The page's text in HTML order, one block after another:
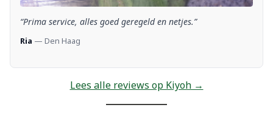
“Prima service, alles goed geregeld en netjes.”
Ria — Den Haag
Lees alle reviews op Kiyoh →